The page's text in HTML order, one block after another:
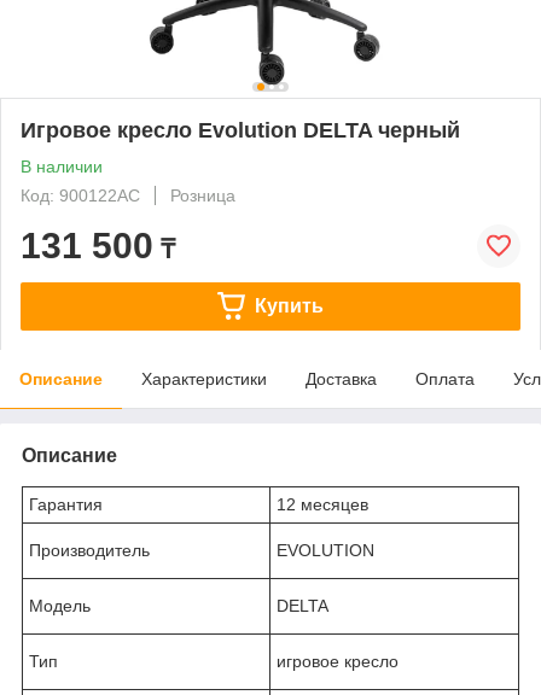
Игровое кресло Evolution DELTA черный
В наличии
Код: 900122AC
Розница
131 500 ₸
Купить
Описание Характеристики Доставка Оплата
Описание
Гарантия 12 месяцев
Производитель EVOLUTION
Модель DELTA
Тип игровое кресло